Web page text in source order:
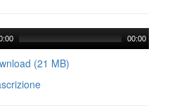
00:00
(21 MB)